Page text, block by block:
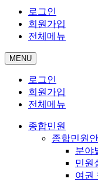
로그인
회원가입
전체메뉴
MENU
로그인
회원가입
전체메뉴
종합민원
종합민원
분야
민원
여권